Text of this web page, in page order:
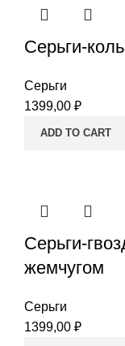
Серьги-
Серьги
1399,00 ₽
ADD TO CART
Серьги-
жемчугом
Серьги
1399,00 ₽